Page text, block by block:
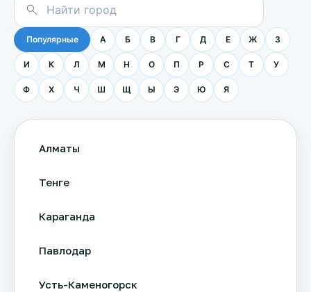
Популярные А Б В Г Д Е Ж З
И К Л М Н О П Р С Т У
Ф Х Ч Ш Щ Ы Э Ю Я
Алматы
Тенге
Караганда
Павлодар
Усть-Каменогорск